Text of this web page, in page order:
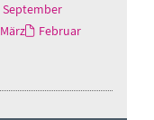
September
März
Februar